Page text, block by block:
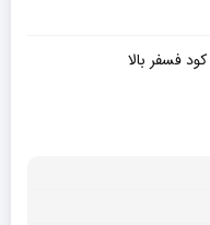
کود فسفر بالا